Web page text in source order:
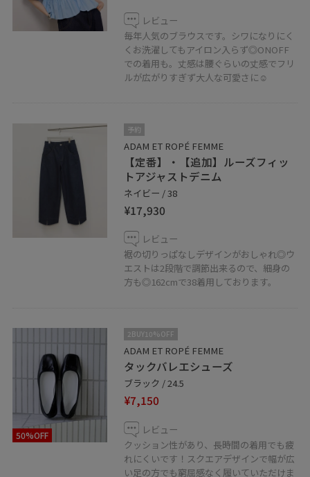
是非店頭でご覧くださいませ。
アダムエロペ長崎 小川
◾️記載のないものにつきましては私物となります。
◾️お気に入り機能
♡ボタンを押してお気に入りお気に入りしていただく
と、気になったコーディネートや商品がチェックしやす
くなります。 スタッフのフォローも合わせてご利用くだ
さい！
アミュプラザ長崎店では通販も承っております。
LINEでアミュプラザ長崎店スタッフに相談は【友だち追
加】をタップしてください！
レビュー
毎年人気のブラウスです。シワになりにく
くお洗濯してもアイロン入らず◎ONOFF
での着用も。丈感は腰ぐらいの丈感でフリ
ルが広がりすぎず大人な可愛さに☺︎
予約
ADAM ET ROPÉ FEMME
【定番】・【追加】ルーズフィッ
トアジャストデニム
ネイビー / 38
¥17,930
レビュー
裾の切りっぱなしデザインがおしゃれ◎ウ
エストは2段階で調節出来るので、細身の
方も◎162cmで38着用しております。
50%OFF
2BUY10%OFF
ADAM ET ROPÉ FEMME
タックバレエシューズ
ブラック / 24.5
¥7,150
レビュー
クッション性があり、長時間の着用でも疲
れにくいです！スクエアデザインで幅が広
い足の方でも窮屈感なく履いていただけま